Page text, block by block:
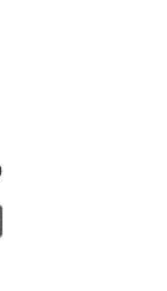
Experience
dem